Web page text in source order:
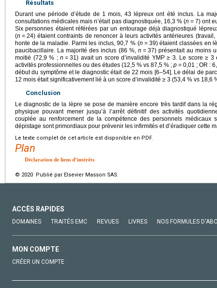
Résultats
Durant une période d’étude de 1 mois, 43 lépreux ont été inclus. La
consultations médicales mais n’était pas diagnostiquée, 16,3 % (n = 7) ont
Six personnes étaient référées par un entourage déjà diagnostiqué
(n = 24) étaient contraints de renoncer à leurs activités antérieures
honte de la maladie. Parmi les inclus, 90,7 % (n = 39) étaient classées en
paucibacillaire. La majorité des inclus (86 %, n = 37) présentait au moins
moitié (72,9 % ; n = 31) avait un score d’invalidité YMP ≥ 3. Le score ≥
activités professionnelles ou des études (12,5 % vs 87,5 % ; p = 0,01 ; OR :
début du symptôme et le diagnostic était de 22 mois [6–54]. Le délai de
12 mois était significativement lié à un score d’invalidité ≥ 3 (53,4 % vs 18,6
Conclusion
Le diagnostic de la lèpre se pose de manière encore très tardif dans la
physique pouvant mener jusqu’à l’arrêt définitif des activités
couplée au renforcement de la compétence des personnels médicaux
dépistage sont primordiaux pour prévenir les infirmités et d’éradiquer cette
Le texte complet de cet article est disponible en PDF.
Plan
Déclaration de liens d’intérêts
© 2020 Publié par Elsevier Masson SAS.
ACCÈS RAPIDES
DOMAINES TRAITÉS EMC REVUES LIVRES NOS FORMULES
MON COMPTE
CRÉER UN COMPTE